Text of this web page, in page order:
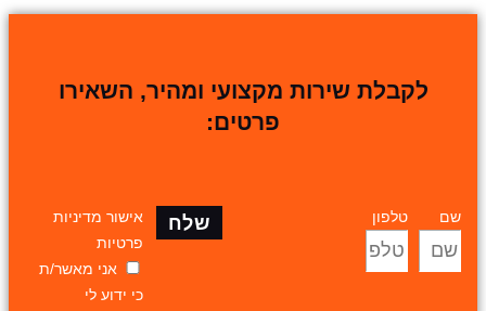
לקבלת שירות מקצועי ומהיר, השאירו
פרטים:
שם טלפון
אישור מדיניות
פרטיות
אני מאשר/ת
כי ידוע לי
שלח